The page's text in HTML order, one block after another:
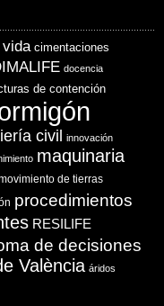
cimentaciones
docencia
de contención
civil innovación
maquinaria
de tierras
procedimientos
RESILIFE
de decisiones
València áridos